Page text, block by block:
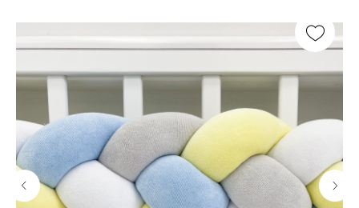
Когда нужен заказ быстро, и ждать нет времени — у нас
В наличии, отправим
завтра